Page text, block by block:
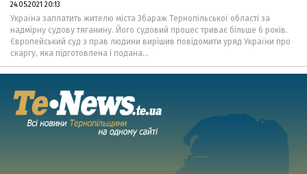
24.05.2021 20:13
Україна заплатить жителю міста Збараж Тернопільської області за
надмірну судову тяганину. Його судовий процес триває більше 6 років.
Європейський суд з прав людини вирішив повідомити уряд України про
скаргу, яка підготовлена і подана...